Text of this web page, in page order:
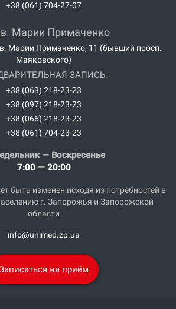
— Воскресенье
7:00 — 20:00
быть изменен исходя из потребностей в
г. Запорожья и Запорожской
области
info@unimed.zp.ua
на приём
+38 (061) 704-27-07
Марии Примаченко
Марии Примаченко, 11 (бывший просп.
Маяковского)
ЗАПИСЬ:
+38 (063) 218-23-23
+38 (097) 218-23-23
+38 (066) 218-23-23
+38 (061) 704-23-23